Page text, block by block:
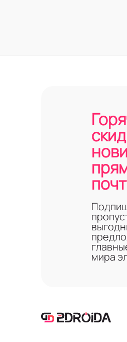
мира